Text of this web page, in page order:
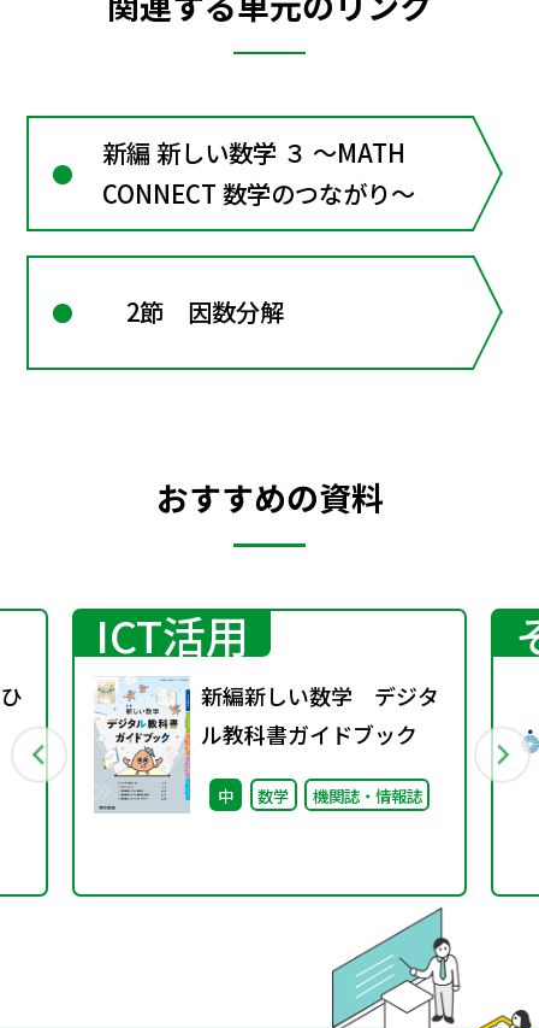
新編 新しい数学 ３ ～MATH
CONNECT 数学のつながり～
2節 因数分解
おすすめの資料
ICT活用
新編新しい数学 デジタ
ル教科書ガイドブック
中 数学 機関誌・情報誌